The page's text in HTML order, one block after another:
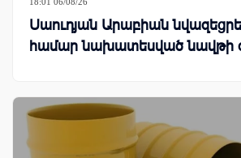
Սաուդյան Արաբիան
համար նախատեսված նավթի